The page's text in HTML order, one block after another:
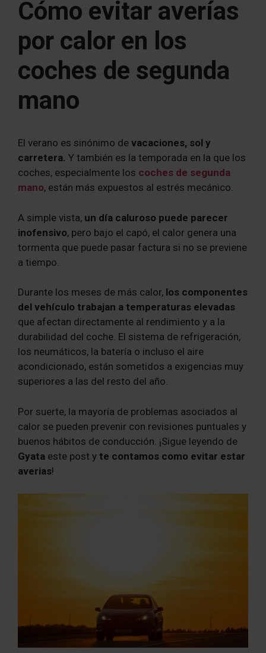
Cómo evitar averías
por calor en los
coches de segunda
mano
El verano es sinónimo de vacaciones, sol y
carretera. Y también es la temporada en la que los
coches, especialmente los coches de segunda
mano, están más expuestos al estrés mecánico.
A simple vista, un día caluroso puede parecer
inofensivo, pero bajo el capó, el calor genera una
tormenta que puede pasar factura si no se previene
a tiempo.
Durante los meses de más calor, los componentes
del vehículo trabajan a temperaturas elevadas
que afectan directamente al rendimiento y a la
durabilidad del coche. El sistema de refrigeración,
los neumáticos, la batería o incluso el aire
acondicionado, están sometidos a exigencias muy
superiores a las del resto del año.
Por suerte, la mayoría de problemas asociados al
calor se pueden prevenir con revisiones puntuales y
buenos hábitos de conducción. ¡Sigue leyendo de
Gyata este post y te contamos como evitar estar
averias!